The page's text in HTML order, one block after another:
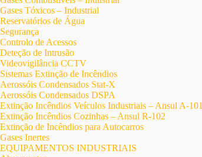
Gases Tóxicos – Industrial
Reservatórios de Água
Segurança
Controlo de Acessos
Deteção de Intrusão
Videovigilância CCTV
Sistemas Extinção de Incêndios
Aerossóis Condensados Stat-X
Aerossóis Condensados DSPA
Extinção Incêndios Veículos Industriais – Ansul A-101
Extinção Incêndios Cozinhas – Ansul R-102
Extinção de Incêndios para Autocarros
Gases Inertes
EQUIPAMENTOS INDUSTRIAIS